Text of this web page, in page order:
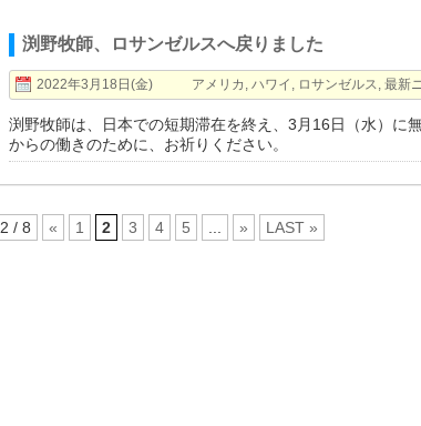
渕野牧師、ロサンゼルスへ戻りました
2022年3月18日(金) アメリカ ハワイ ロサンゼルス 最新
渕野牧師は、日本での短期滞在を終え、3月16日（水）に
からの働きのために、お祈りください。
2 / 8 « 1 2 3 4 5 » LAST »